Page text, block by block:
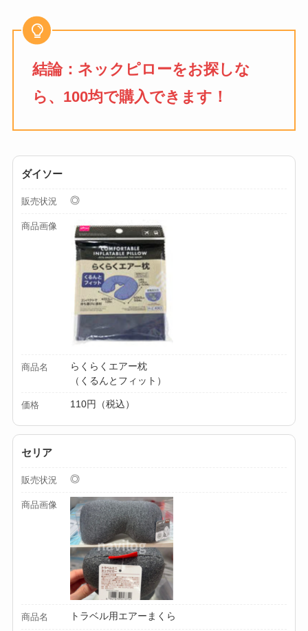
セリア等でポイズン
る？使い方や選び方
【100均】ダイソー/
を徹底ガイド！
【100均】ダイソー/
セリア等でハンディ
る？おすすめ素材＆
選び方ガイド！
方とおすすめも紹
セリア等でスパイス
ミルは買える？手
動・電動・ワンハン
ドの違いもわかりや
すく解説！
【100均】ダイソー/
セリア等でチャイル
結論：ネックピローをお探しな
ら、100均で購入できます！
ダイソー
販売状況 ◎
商品画像
商品名
らくらくエアー枕
（くるんとフィット）
価格 110円（税込）
セリア
販売状況 ◎
商品画像
商品名 トラベル用エアーまくら